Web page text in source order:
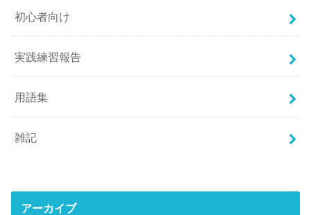
初心者向け
実践練習報告
用語集
雑記
アーカイブ